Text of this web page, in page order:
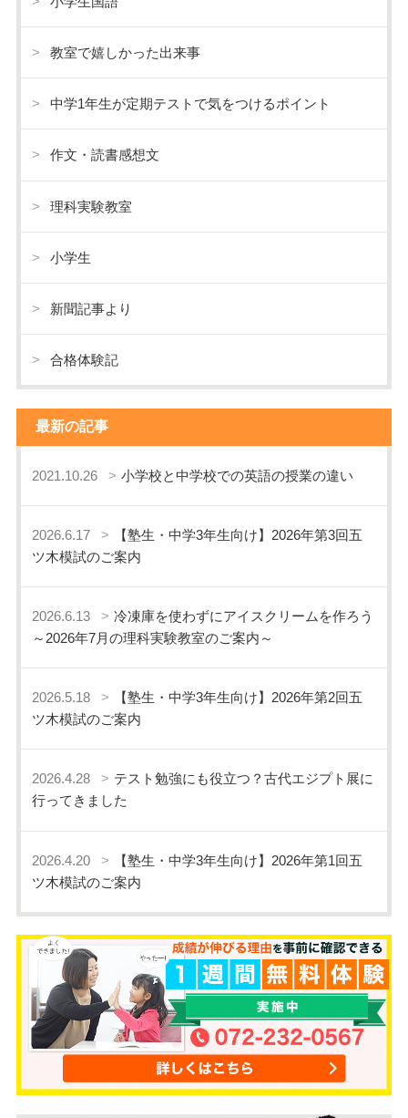
教室で嬉しかった出来事
中学1年生が定期テストで気をつけるポイント
作文・読書感想文
理科実験教室
小学生
新聞記事より
合格体験記
最新の記事
2021.10.26 小学校と中学校での英語の授業の違い
2026.6.17
【塾生・中学3年生向け】2026年第3回五
ツ木模試のご案内
2026.6.13
冷凍庫を使わずにアイスクリームを作ろう
～2026年7月の理科実験教室のご案内～
2026.5.18
【塾生・中学3年生向け】2026年第2回五
ツ木模試のご案内
2026.4.28
テスト勉強にも役立つ？古代エジプト展に
行ってきました
2026.4.20
【塾生・中学3年生向け】2026年第1回五
ツ木模試のご案内